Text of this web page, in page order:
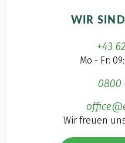
WIR
+43
Mo - Fr:
0800
Wir freuen